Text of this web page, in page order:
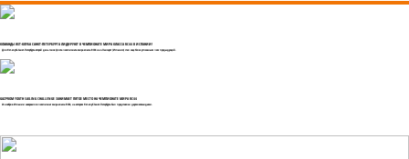
КОМАНДЫ ЯХТ-КЛУБА САНКТ-ПЕТЕРБУРГА ЛИДИРУЮТ В ЧЕМПИОНАТЕ МИРА КЛАССА RC44 В ИСПАНИИ!
Для Яхт-клуба Санкт-Петербурга второй день гонок флота чемпионата мира класса RC44 на о.Лансарот (Испания) стал еще более успешным чем предыдущий.
GAZPROM YOUTH SAILING CHALLENGE ЗАНИМАЕТ ПЯТОЕ МЕСТО НА ЧЕМПИОНАТЕ МИРА RC44
24 ноября в Испании завершился чемпионат мира класса RC44, на котором Яхт-клуб Санкт-Петербурга был представлен двумя командами.